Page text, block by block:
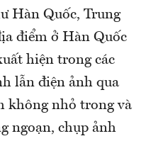
Hàn Quốc, Trung
điểm ở Hàn Quốc
hiện trong các
lẫn điện ảnh qua
không nhỏ trong và
ngoạn, chụp ảnh